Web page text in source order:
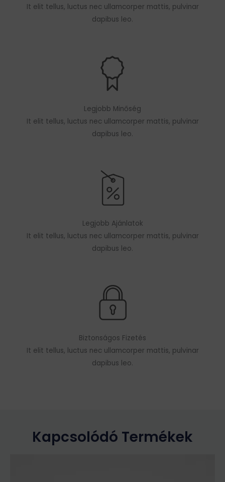
It elit tellus, luctus nec ullamcorper mattis, pulvinar
dapibus leo.
Legjobb Minőség
It elit tellus, luctus nec ullamcorper mattis, pulvinar
dapibus leo.
Legjobb Ajánlatok
It elit tellus, luctus nec ullamcorper mattis, pulvinar
dapibus leo.
Biztonságos Fizetés
It elit tellus, luctus nec ullamcorper mattis, pulvinar
dapibus leo.
Kapcsolódó Termékek